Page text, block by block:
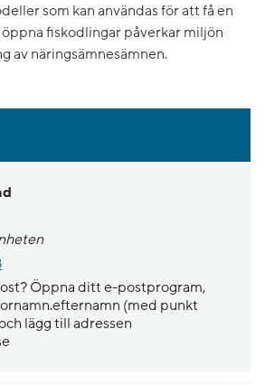
som kan användas för att få en
fiskodlingar påverkar miljön
av näringsämnesämnen.
Öppna ditt e-postprogram,
(med punkt
lägg till adressen